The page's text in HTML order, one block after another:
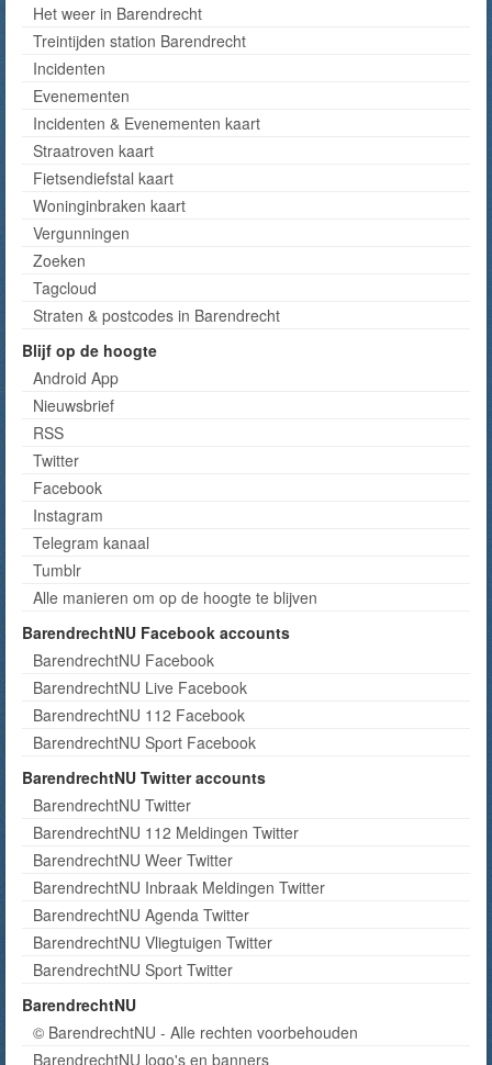
Het weer in Barendrecht
Treintijden station Barendrecht
Incidenten
Evenementen
Incidenten & Evenementen kaart
Straatroven kaart
Fietsendiefstal kaart
Woninginbraken kaart
Vergunningen
Zoeken
Tagcloud
Straten & postcodes in Barendrecht
Blijf op de hoogte
Android App
Nieuwsbrief
RSS
Twitter
Facebook
Instagram
Telegram kanaal
Tumblr
Alle manieren om op de hoogte te blijven
BarendrechtNU Facebook accounts
BarendrechtNU Facebook
BarendrechtNU Live Facebook
BarendrechtNU 112 Facebook
BarendrechtNU Sport Facebook
BarendrechtNU Twitter accounts
BarendrechtNU Twitter
BarendrechtNU 112 Meldingen Twitter
BarendrechtNU Weer Twitter
BarendrechtNU Inbraak Meldingen Twitter
BarendrechtNU Agenda Twitter
BarendrechtNU Vliegtuigen Twitter
BarendrechtNU Sport Twitter
BarendrechtNU
© BarendrechtNU - Alle rechten voorbehouden
BarendrechtNU logo's en banners